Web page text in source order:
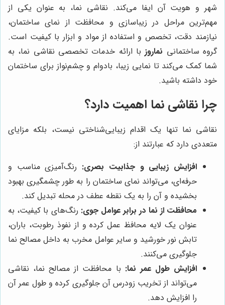
شهر و هویت آن ایفا می‌کند. نقاشی نما، به عنوان یکی از
مهم‌ترین مراحل در زیباسازی و محافظت از نمای ساختمان،
نیازمند دقت، تخصص و استفاده از مواد و ابزار با کیفیت است.
گروه ساختمانی نماروزبا ارائه خدمات تخصصی نقاشی نما، به
شما کمک می‌کند تا نمایی زیبا، بادوام و چشم‌نواز برای ساختمان
خود داشته باشید.
چرا نقاشی نما اهمیت دارد؟
نقاشی نما تنها یک اقدام زیبایی‌شناختی نیست، بلکه مزایای
متعددی دارد که عبارتند از:
افزایش زیبایی و جذابیت بصری: رنگ‌آمیزی مناسب و
حرفه‌ای، می‌تواند نمای ساختمان را به طور چشمگیری بهبود
بخشیده و آن را به یک نقطه عطف در محله تبدیل کند.
محافظت از نما در برابر عوامل جوی: رنگ‌های با کیفیت، به
عنوان یک لایه محافظ عمل کرده و از نفوذ رطوبت، باران،
تابش نور خورشید و سایر عوامل مخرب به داخل مصالح نما
جلوگیری می‌کنند.
افزایش طول عمر نما: با محافظت از مصالح نما، نقاشی
می‌تواند از تخریب زودرس آن جلوگیری کرده و طول عمر آن
را افزایش دهد.